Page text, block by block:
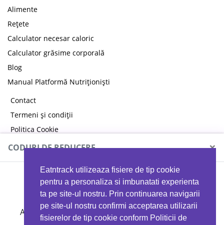
Eatntrack utilizeaza fisiere de tip cookie
pentru a personaliza si imbunatati experienta
ta pe site-ul nostru. Prin continuarea navigarii
pe site-ul nostru confirmi acceptarea utilizarii
fisierelor de tip cookie conform Politicii de
Alimente
Rețete
Calculator necesar caloric
Calculator grăsime corporală
Blog
Manual Platformă Nutriționiști
Contact
Termeni și condiții
Politica Cookie
Politica de confidențialitate
CODURI DE REDUCERE ×
MYPROTEIN
Ai 40%reducere la orice comandă folosind codul